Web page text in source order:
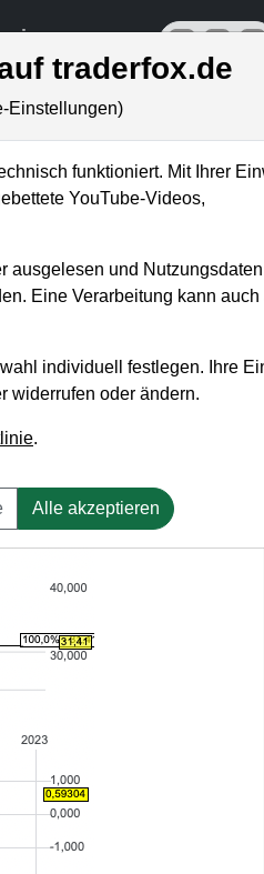
offizielle
traderfox.de
Einstellungen)
funktioniert. Mit Ihrer
YouTube-Videos,
ausgelesen und
Eine Verarbeitung kann
individuell festlegen. Ihre
widerrufen oder ändern.
.
Alle akzeptieren